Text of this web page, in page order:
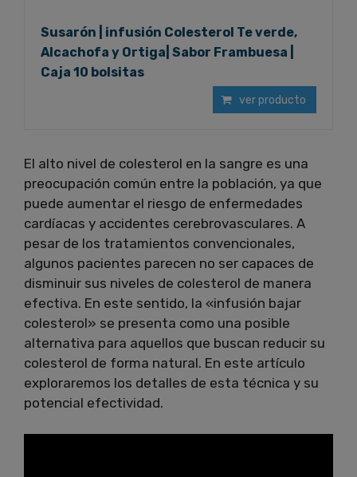
Susarón | infusión Colesterol Te verde,
Alcachofa y Ortiga| Sabor Frambuesa |
Caja 10 bolsitas
ver producto
El alto nivel de colesterol en la sangre es una
preocupación común entre la población, ya que
puede aumentar el riesgo de enfermedades
cardíacas y accidentes cerebrovasculares. A
pesar de los tratamientos convencionales,
algunos pacientes parecen no ser capaces de
disminuir sus niveles de colesterol de manera
efectiva. En este sentido, la «infusión bajar
colesterol» se presenta como una posible
alternativa para aquellos que buscan reducir su
colesterol de forma natural. En este artículo
exploraremos los detalles de esta técnica y su
potencial efectividad.